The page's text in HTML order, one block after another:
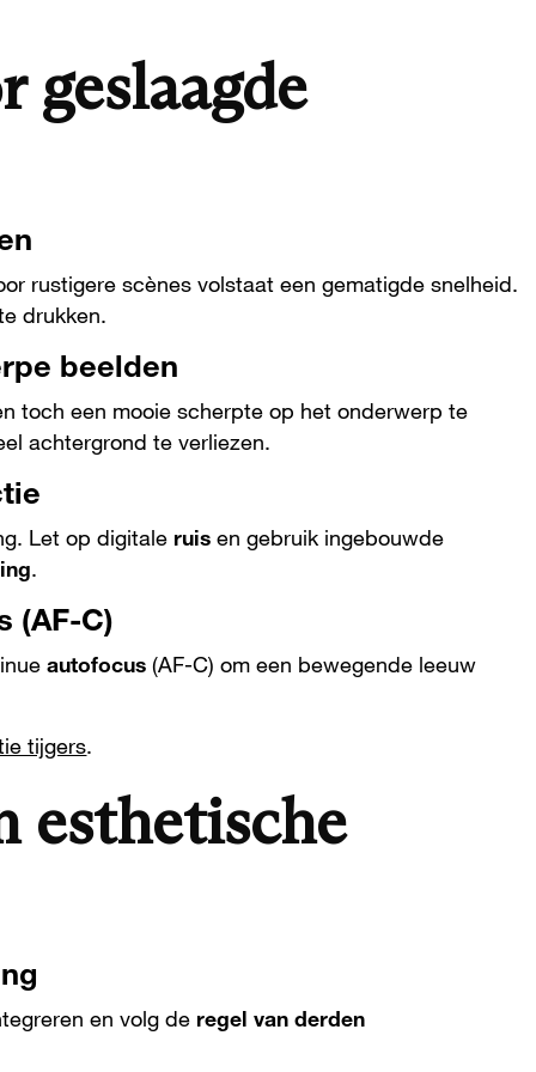
geslaagde
rustigere scènes volstaat een gematigde snelheid.
drukken.
beelden
toch een mooie scherpte op het onderwerp te
achtergrond te verliezen.
Let op digitale ruis en gebruik ingebouwde
.
(AF-C)
autofocus(AF-C) om een bewegende leeuw
tijgers.
esthetische
en volg de regel van derden